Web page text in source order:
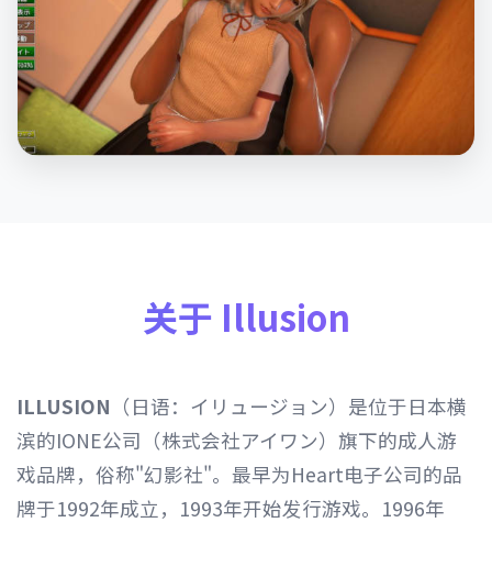
关于 Illusion
ILLUSION （日语：イリュージョン）是位于日本横
滨的IONE公司（株式会社アイワン）旗下的成人游
戏品牌，俗称"幻影社"。最早为Heart电子公司的品
牌于1992年成立，1993年开始发行游戏。1996年